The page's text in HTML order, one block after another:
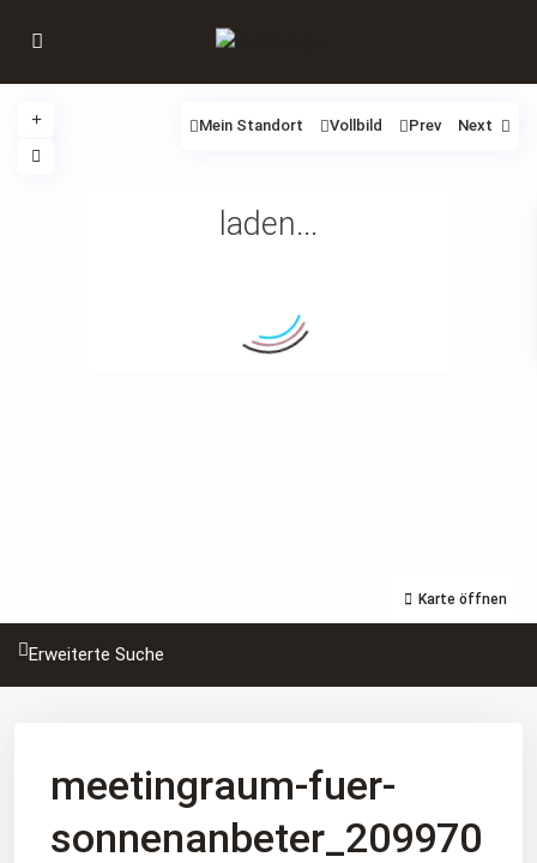
laden...
Karte öffnen
Mein Standort Vollbild Prev Next
Erweiterte Suche
meetingraum-fuer-
sonnenanbeter_209970